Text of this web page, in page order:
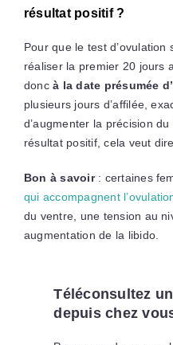
résultat positif ?
Pour que le test
réaliser la premier 20 jours
doncà la date présumée
plusieurs jours d’affilée,
d’augmenter la précision
résultat positif, cela veut
Bon à savoir: certaines
qui accompagnent
du ventre, une tension au
augmentation de la libido.
Téléconsultez
depuis chez